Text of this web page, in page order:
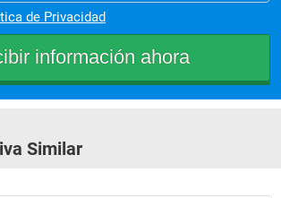
de Privacidad
Similar